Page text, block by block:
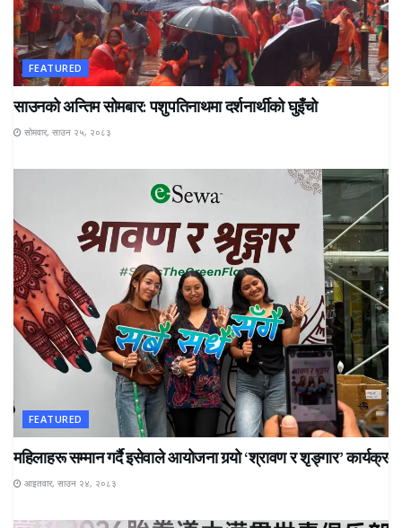
FEATURED
साउनको अन्तिम सोमबार: पशुपतिनाथमा दर्शनार्थीको घुइँचो
सोमवार, साउन २५, २०८३
FEATURED
महिलाहरू सम्मान गर्दै इसेवाले आयोजना गर्‍यो ‘श्रावण र शृङ्गार’ कार्यक्रम
आइतवार, साउन २४, २०८३